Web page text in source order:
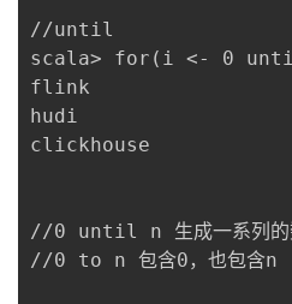
//until
scala> for(i <- 0
flink
hudi
clickhouse
//0 until n 生成一系列的数
//0 to n 包含0，也包含n